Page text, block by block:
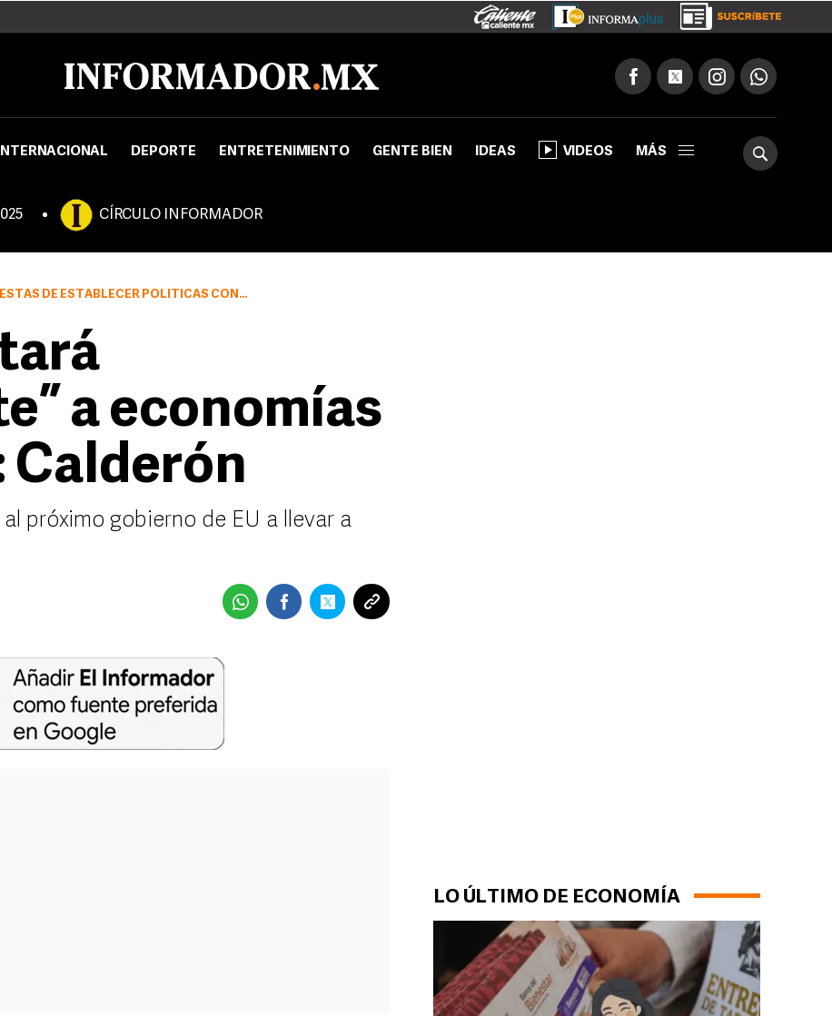
DEPORTE ENTRETENIMIENTO GENTE BIEN IDEAS VIDEOS MÁS
CÍRCULO INFORMADOR
LO ÚLTIMO DE ECONOMÍA
ESTABLECER POLÍTICAS CONTRACÍCLICAS
a economías
Calderón
próximo gobierno de EU a llevar a